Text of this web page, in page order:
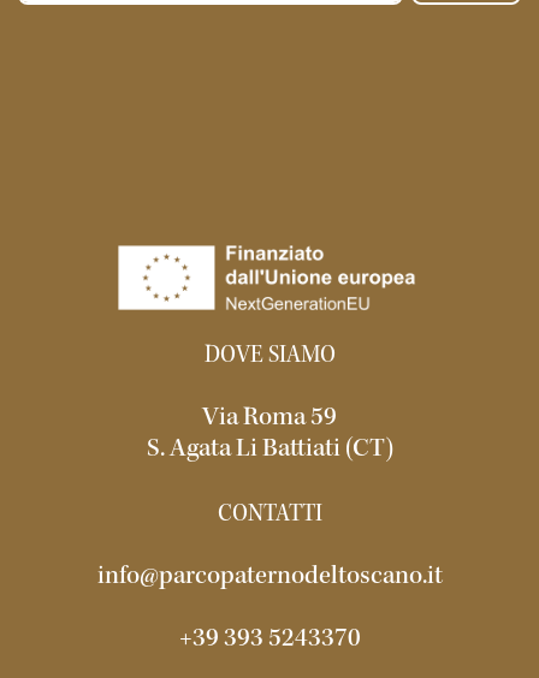
DOVE SIAMO
Via Roma 59
S. Agata Li Battiati (CT)
CONTATTI
info@parcopaternodeltoscano.it
+39 393 5243370